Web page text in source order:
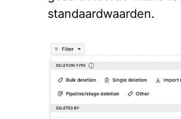
standaardwaarden.